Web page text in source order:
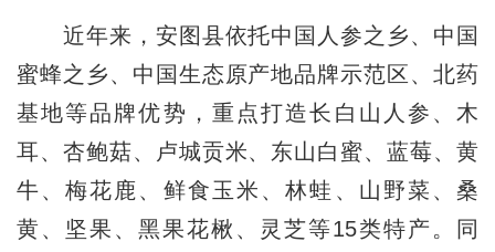
近年来，安图县依托中国人参之乡、中国
蜜蜂之乡、中国生态原产地品牌示范区、北药
基地等品牌优势，重点打造长白山人参、木
耳、杏鲍菇、卢城贡米、东山白蜜、蓝莓、黄
牛、梅花鹿、鲜食玉米、林蛙、山野菜、桑
黄、坚果、黑果花楸、灵芝等15类特产。同